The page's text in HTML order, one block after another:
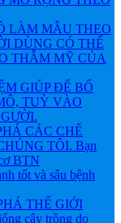
LÀM MẪU THEO
DÙNG CÓ THỂ
THẪM MỸ CỦA
GIÚP ĐỂ BỔ
TUỲ VÀO
CÁC CHẾ
TÔI. Bạn
BTN
tốt và sâu bệnh
THẾ GIỚI
cây trồng do